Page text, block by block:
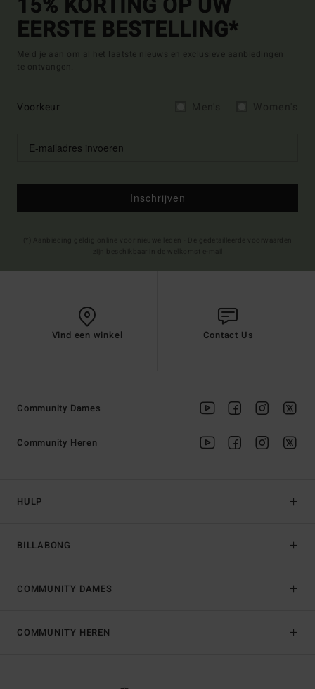
EERSTE BESTELLING*
Meld je aan om al het laatste nieuws en exclusieve aanbiedingen
te ontvangen.
Voorkeur
Inschrijven
Vind een winkel Contact Us
HULP
BILLABONG
Community Dames
Community Heren
COMMUNITY DAMES
COMMUNITY HEREN